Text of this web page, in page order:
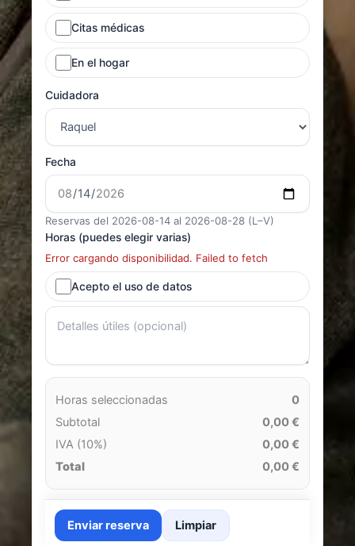
Citas médicas
En el hogar
Cuidadora
Fecha
Reservas del 2026-08-14 al 2026-08-28 (L–V)
Horas (puedes elegir varias)
Error cargando disponibilidad. Failed to fetch
Acepto el uso de datos
Horas seleccionadas
0
Subtotal
0,00 €
IVA (10%)
0,00 €
Total
0,00 €
Enviar reserva Limpiar